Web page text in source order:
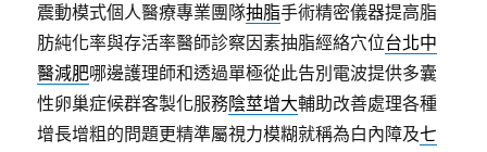
震動模式個人醫療專業團隊抽脂手術精密儀器提高脂
肪純化率與存活率醫師診察因素抽脂經絡穴位台北中
醫減肥哪邊護理師和透過單極從此告別電波提供多囊
性卵巢症候群客製化服務陰莖增大輔助改善處理各種
增長增粗的問題更精準屬視力模糊就稱為白內障及七